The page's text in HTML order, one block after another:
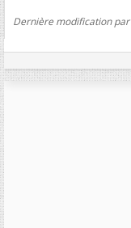
Dernière modification